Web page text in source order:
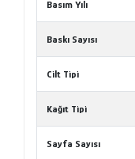
Basım Yılı
Baskı Sayısı
Cilt Tipi
Kağıt Tipi
Sayfa Sayısı